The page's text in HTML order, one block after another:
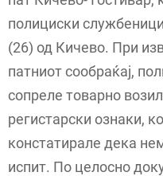
полициски
(26) од Кичево. При
патниот сообраќај,
сопреле товарно
регистарски ознаки,
констатирале дека
испит. По целосно